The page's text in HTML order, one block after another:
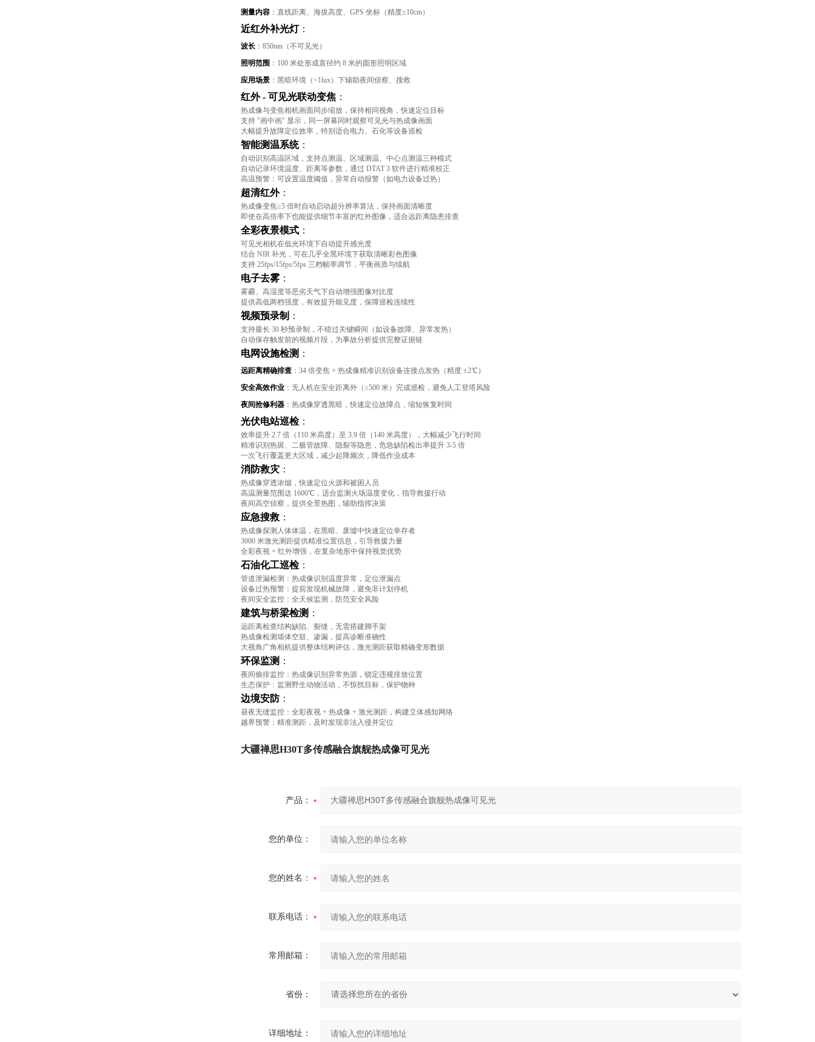
测量内容 ：直线距离、海拔高度、GPS 坐标（精度≤10cm）
近红外补光灯：
波长 ：850nm（不可见光）
照明范围 ：100 米处形成直径约 8 米的圆形照明区域
应用场景 ：黑暗环境（<1lux）下辅助夜间侦察、搜救
红外 - 可见光联动变焦 ：
热成像与变焦相机画面同步缩放，保持相同视角，快速定位目标
支持 "画中画" 显示，同一屏幕同时观察可见光与热成像画面
大幅提升故障定位效率，特别适合电力、石化等设备巡检
智能测温系统：
自动识别高温区域，支持点测温、区域测温、中心点测温三种模式
自动记录环境温度、距离等参数，通过 DTAT 3 软件进行精准校正
高温预警：可设置温度阈值，异常自动报警（如电力设备过热）
超清红外：
热成像变焦≥5 倍时自动启动超分辨率算法，保持画面清晰度
即使在高倍率下也能提供细节丰富的红外图像，适合远距离隐患排查
全彩夜景模式 ：
可见光相机在低光环境下自动提升感光度
结合 NIR 补光，可在几乎全黑环境下获取清晰彩色图像
支持 25fps/15fps/5fps 三档帧率调节，平衡画质与续航
电子去雾 ：
雾霾、高湿度等恶劣天气下自动增强图像对比度
提供高低两档强度，有效提升能见度，保障巡检连续性
视频预录制 ：
支持最长 30 秒预录制，不错过关键瞬间（如设备故障、异常发热）
自动保存触发前的视频片段，为事故分析提供完整证据链
电网设施检测 ：
远距离精确排查 ：34 倍变焦 + 热成像精准识别设备连接点发热（精度 ±2℃）
安全高效作业 ：无人机在安全距离外（≥500 米）完成巡检，避免人工登塔风险
夜间抢修利器 ：热成像穿透黑暗，快速定位故障点，缩短恢复时间
光伏电站巡检：
效率提升 2.7 倍（110 米高度）至 3.9 倍（140 米高度），大幅减少飞行时间
精准识别热斑、二极管故障、隐裂等隐患，危急缺陷检出率提升 3-5 倍
一次飞行覆盖更大区域，减少起降频次，降低作业成本
消防救灾 ：
热成像穿透浓烟，快速定位火源和被困人员
高温测量范围达 1600℃，适合监测火场温度变化，指导救援行动
夜间高空侦察，提供全景热图，辅助指挥决策
应急搜救 ：
热成像探测人体体温，在黑暗、废墟中快速定位幸存者
3000 米激光测距提供精准位置信息，引导救援力量
全彩夜视 + 红外增强，在复杂地形中保持视觉优势
石油化工巡检：
管道泄漏检测：热成像识别温度异常，定位泄漏点
设备过热预警：提前发现机械故障，避免非计划停机
夜间安全监控：全天候监测，防范安全风险
建筑与桥梁检测 ：
远距离检查结构缺陷、裂缝，无需搭建脚手架
热成像检测墙体空鼓、渗漏，提高诊断准确性
大视角广角相机提供整体结构评估，激光测距获取精确变形数据
环保监测 ：
夜间偷排监控：热成像识别异常热源，锁定违规排放位置
生态保护：监测野生动物活动，不惊扰目标，保护物种
边境安防：
昼夜无缝监控：全彩夜视 + 热成像 + 激光测距，构建立体感知网络
越界预警：精准测距，及时发现非法入侵并定位
大疆禅思H30T多传感融合旗舰热成像可见光
产品：
您的单位：
您的姓名：
联系电话：
常用邮箱：
省份：
详细地址：